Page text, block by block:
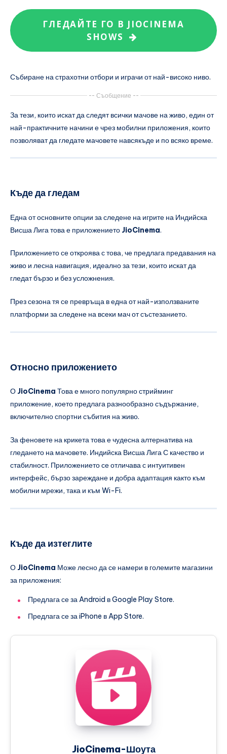
ГЛЕДАЙТЕ ГО В JIOCINEMA
SHOWS
Събиране на страхотни отбори и играчи от най-високо ниво.
-- Съобщение --
За тези, които искат да следят всички мачове на живо, един от
най-практичните начини е чрез мобилни приложения, които
позволяват да гледате мачовете навсякъде и по всяко време.
Къде да гледам
Една от основните опции за следене на игрите на Индийска
Висша Лига това е приложението JioCinema.
Приложението се откроява с това, че предлага предавания на
живо и лесна навигация, идеално за тези, които искат да
гледат бързо и без усложнения.
През сезона тя се превръща в една от най-използваните
платформи за следене на всеки мач от състезанието.
Относно приложението
О JioCinema Това е много популярно стрийминг
приложение, което предлага разнообразно съдържание,
включително спортни събития на живо.
За феновете на крикета това е чудесна алтернатива на
гледането на мачовете. Индийска Висша ЛигаС качество и
стабилност. Приложението се отличава с интуитивен
интерфейс, бързо зареждане и добра адаптация както към
мобилни мрежи, така и към Wi-Fi.
Къде да изтеглите
О JioCinema Може лесно да се намери в големите магазини
за приложения:
Предлага се за Android в Google Play Store.
Предлага се за iPhone в App Store.
JioCinema-Шоута